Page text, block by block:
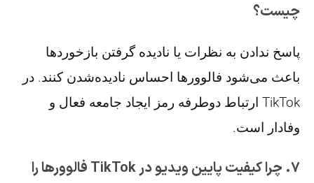
چیست؟
پاسخ ندادن به نظرات یا نادیده گرفتن بازخوردها
باعث می‌شود فالوورها احساس نادیده‌شدن کنند. در
TikTok ارتباط دوطرفه رمز ایجاد جامعه فعال و
وفادار است.
۷. چرا کیفیت پایین ویدیو در TikTok فالوورها را